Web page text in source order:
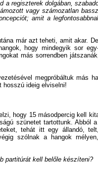
regiszterek dolgában,
vagy számozatlan
amit a
már azt teheti, amit akar.
hogy mindegyik sor
más sorrendben
megpróbáltuk más
hosszú ideig elviselni!
hogy 15 másodpercig kell
szünetet tartottunk. Abból
tehát itt egy állandó,
szólnak a hangok
partitúrát kell belőle készíteni?